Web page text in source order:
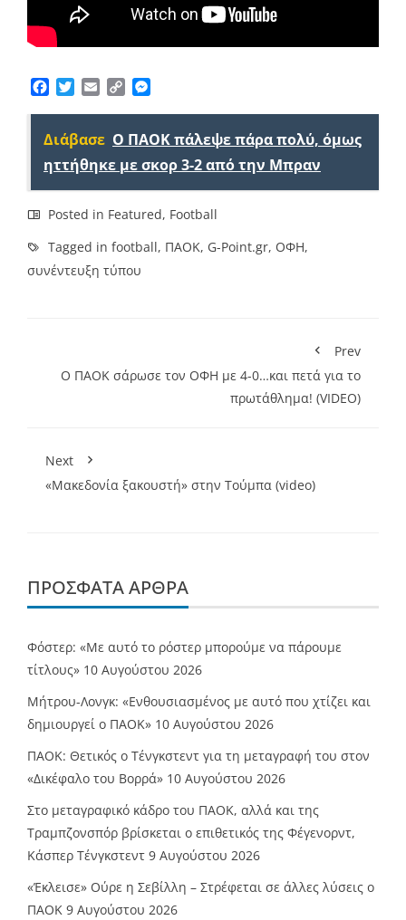
Facebook
TwitterEmailCopy
Διάβασε Ο ΠΑΟΚ πάλεψε πάρα πολύ, όμως
ηττήθηκε με σκορ 3-2 από την Μπραν
Posted in Featured, Football
Tagged in football, ΠΑΟΚ, G-Point.gr, ΟΦΗ,
συνέντευξη τύπου
Prev
O ΠΑΟΚ σάρωσε τον ΟΦΗ με 4-0…και πετά για το
πρωτάθλημα! (VIDEO)
Next
«Μακεδονία ξακουστή» στην Τούμπα (video)
ΠΡΌΣΦΑΤΑ ΆΡΘΡΑ
Φόστερ: «Με αυτό το ρόστερ μπορούμε να πάρουμε
τίτλους» 10 Αυγούστου 2026
Μήτρου-Λονγκ: «Ενθουσιασμένος με αυτό που χτίζει και
δημιουργεί ο ΠΑΟΚ» 10 Αυγούστου 2026
ΠΑΟΚ: Θετικός ο Τένγκστεντ για τη μεταγραφή του στον
«Δικέφαλο του Βορρά» 10 Αυγούστου 2026
Στο μεταγραφικό κάδρο του ΠΑΟΚ, αλλά και της
Τραμπζονσπόρ βρίσκεται ο επιθετικός της Φέγενορντ,
Κάσπερ Τένγκστεντ 9 Αυγούστου 2026
«Έκλεισε» Ούρε η Σεβίλλη – Στρέφεται σε άλλες λύσεις ο
ΠΑΟΚ 9 Αυγούστου 2026